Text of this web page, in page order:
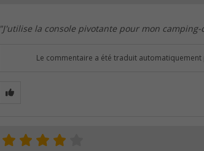
"J'utilise la console pivotante pour mon camping-
Le commentaire a été traduit automatiquement